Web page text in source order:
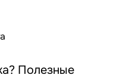
Полезные